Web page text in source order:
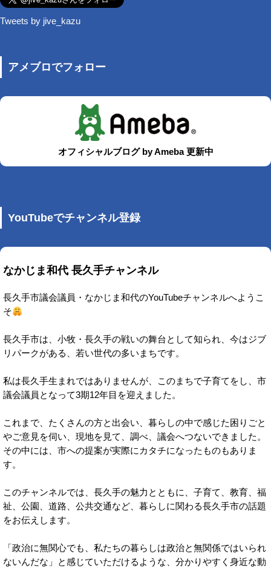
Tweets by jive_kazu
アメブロでフォロー
オフィシャルブログ by Ameba 更新中
YouTubeでチャンネル登録
なかじま和代 長久手チャンネル
長久手市議会議員・なかじま和代のYouTubeチャンネルへようこ
そ
長久手市は、小牧・長久手の戦いの舞台として知られ、今はジブ
リパークがある、若い世代の多いまちです。
私は長久手生まれではありませんが、このまちで子育てをし、市
議会議員となって3期12年目を迎えました。
これまで、たくさんの方と出会い、暮らしの中で感じた困りごと
やご意見を伺い、現地を見て、調べ、議会へつないできました。
その中には、市への提案が実際にカタチになったものもありま
す。
このチャンネルでは、長久手の魅力とともに、子育て、教育、福
祉、公園、道路、公共交通など、暮らしに関わる長久手市の話題
をお伝えします。
「政治に無関心でも、私たちの暮らしは政治と無関係ではいられ
ないんだな」と感じていただけるような、分かりやすく身近な動